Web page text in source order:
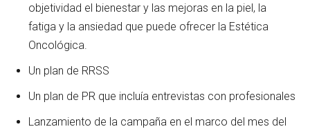
objetividad el bienestar y las mejoras en la piel, la
fatiga y la ansiedad que puede ofrecer la Estética
Oncológica.
Un plan de RRSS
Un plan de PR que incluía entrevistas con profesionales
Lanzamiento de la campaña en el marco del mes del